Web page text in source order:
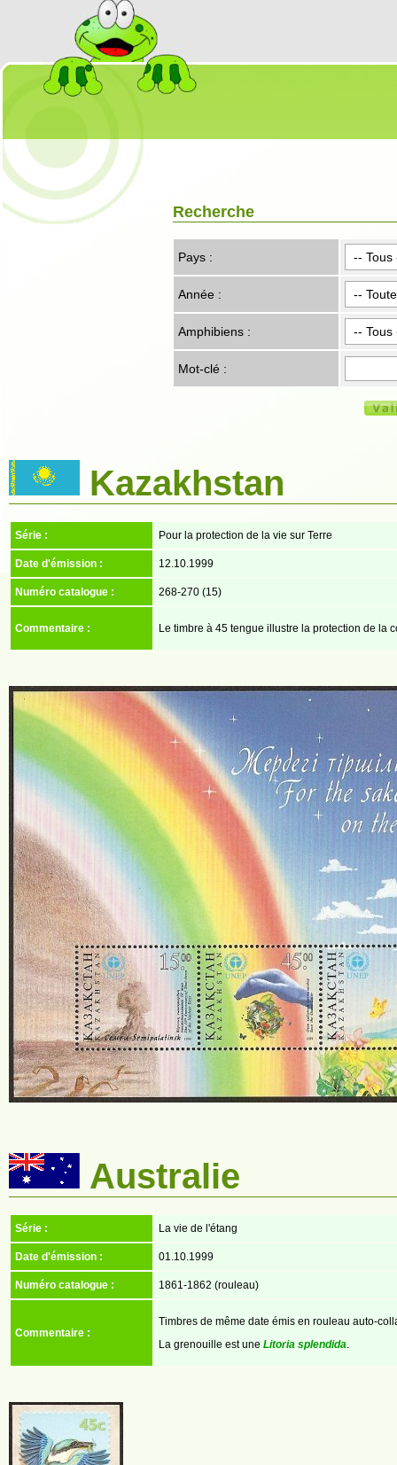
Recherche
Pays :
Année :
Amphibiens :
Mot-clé :
Kazakhstan
Série : Pour la protection de la vie sur Terre
Date d'émission : 12.10.1999
Numéro catalogue : 268-270 (15)
Commentaire : Le timbre à 45 tengue illustre la protection de la
Australie
Série : La vie de l'étang
Date d'émission : 01.10.1999
Numéro catalogue : 1861-1862 (rouleau)
Commentaire :
Timbres de même date émis en rouleau auto-
La grenouille est une Litoria splendida